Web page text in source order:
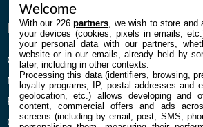
ENTREPRISE
Confidentialité et Cookies
Mentions légales et CGU
Préférences Cookies
Qui sommes nous
À
Contact
Welcome
With our 226partners , we wish to store
your devices (cookies, pixels in emails,
your personal data with our partners,
website or in our emails, already held by
later, including in other contexts.
Processing this data (identifiers, browsing,
loyalty programs, IP, postal addresses and
geolocation, etc.) allows developing and
content, commercial offers and ads
screens (including by email, post, SMS,